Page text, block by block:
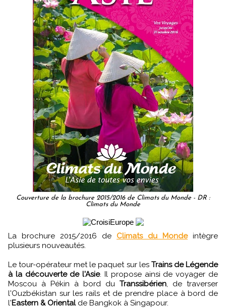
Couverture de la brochure 2015/2016 de Climats du Monde - DR :
Climats du Monde
La brochure 2015/2016 de Climats du Mondeintègre
plusieurs nouveautés.
Le tour-opérateur met le paquet sur les Trains de Légende
à la découverte de l'Asie. Il propose ainsi de voyager de
Moscou à Pékin à bord du Transsibérien, de traverser
l'Ouzbékistan sur les rails et de prendre place à bord de
l'Eastern & Orientalde Bangkok à Singapour.